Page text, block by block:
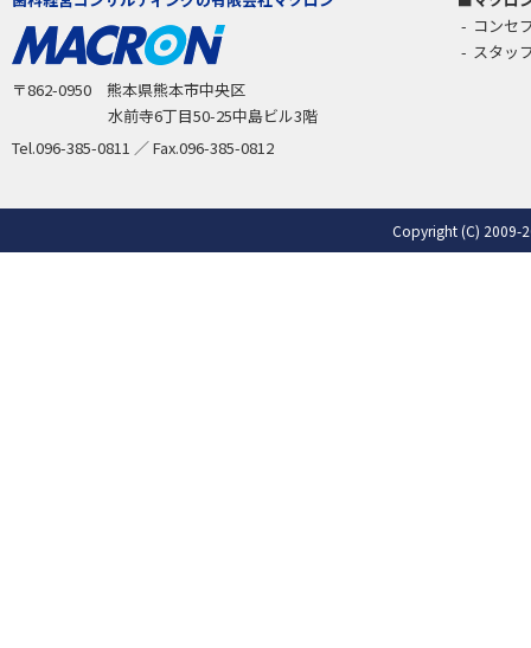
〒862-0950 熊本県熊本市中央区
水前寺6丁目50-25中島ビル3階
Tel.096-385-0811 ／ Fax.096-385-0812
コンセ
スタッ
Copyright (C) 2009-